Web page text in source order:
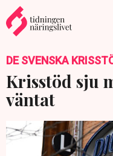
DE SVENSKA
Krisstöd sju
väntat